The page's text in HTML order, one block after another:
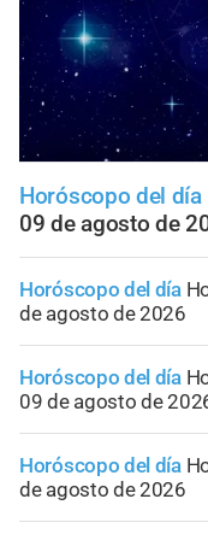
Horóscopo del día
09 de agosto de
Horóscopo del día
de agosto de 2026
Horóscopo del día
09 de agosto de
Horóscopo del día
de agosto de 2026